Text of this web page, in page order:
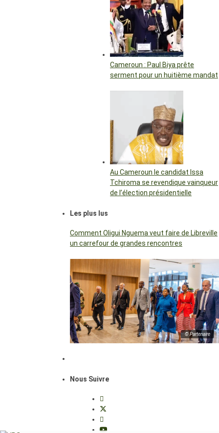
Cameroun : Paul Biya prête
serment pour un huitième mandat
Au Cameroun le candidat Issa
Tchiroma se revendique vainqueur
de l’élection présidentielle
Les plus lus
Comment Oligui Nguema veut faire de Libreville
un carrefour de grandes rencontres
© Partenaire
Nous Suivre